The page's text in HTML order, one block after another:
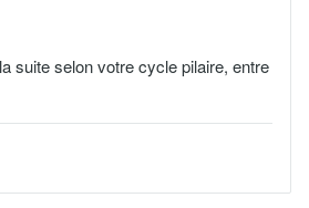
suite selon votre cycle pilaire, entre